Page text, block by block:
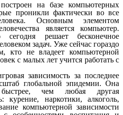
на базе компьютерных
проникли фактически во все
Основным элементом
является компьютер.
решает бесконечное
задач. Уже сейчас гораздо
кто не владеет компьютерной
с малых лет учится работать с
зависимость за последнее
глобальной эпидемии. Она
чем любая другая
курение, наркотики, алкоголь,
компьютерной зависимости